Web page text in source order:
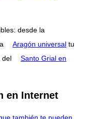
desde la
Aragón universal tu
del
Santo Grial en
en Internet